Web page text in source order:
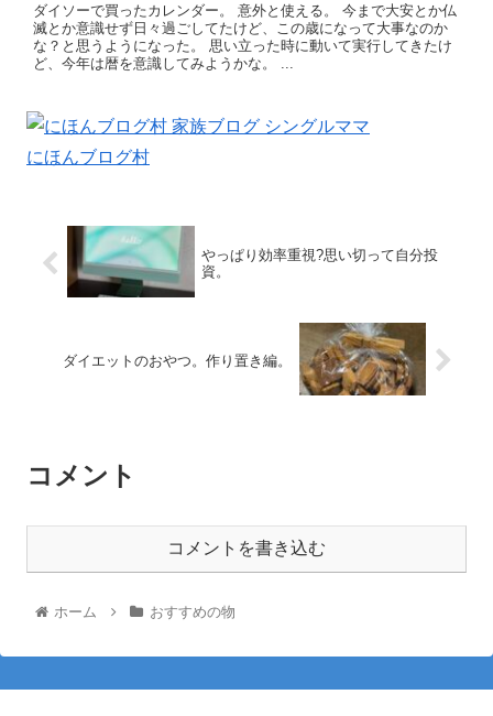
ダイソーで買ったカレンダー。 意外と使える。 今まで大安とか仏
滅とか意識せず日々過ごしてたけど、この歳になって大事なのか
な？と思うようになった。 思い立った時に動いて実行してきたけ
ど、今年は暦を意識してみようかな。 ...
にほんブログ村
やっぱり効率重視?思い切って自分投
資。
ダイエットのおやつ。作り置き編。
コメント
コメントを書き込む
ホーム おすすめの物